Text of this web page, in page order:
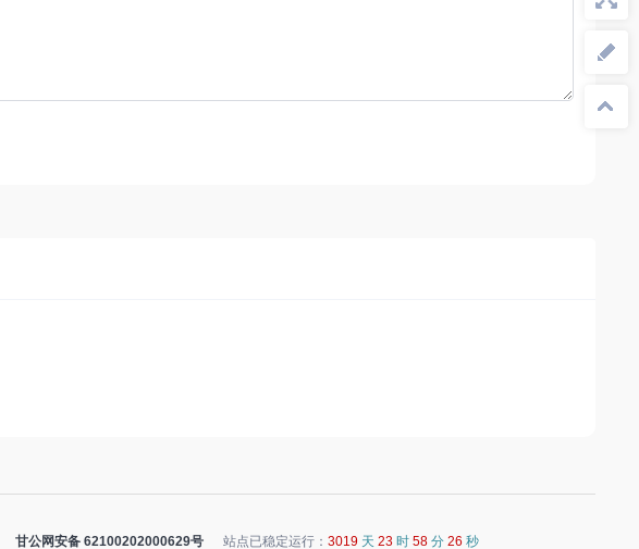
甘公网安备 62100202000629号 站点已稳定运行： 3019 天 23 时 58 分 26 秒